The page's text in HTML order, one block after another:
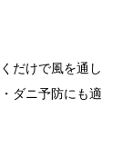
だけで風を通し
ダニ予防にも適